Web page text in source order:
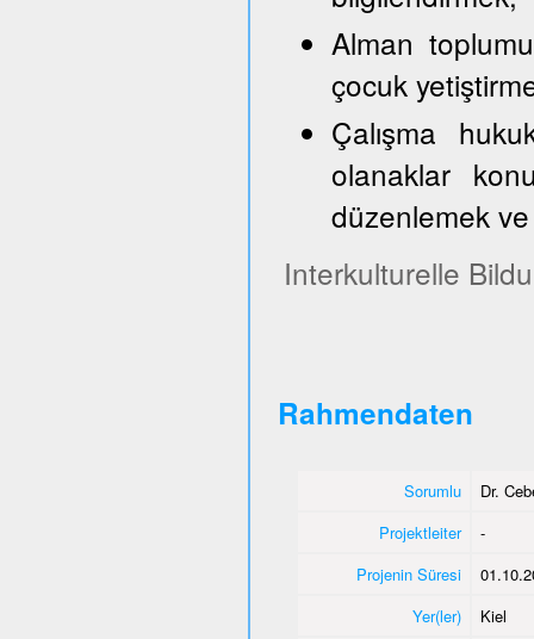
Alman
çocuk
Çalışma
olanaklar
düzenlemek
Interkulturelle
Rahmendaten
Sorumlu
Dr.
Projektleiter
-
Projenin Süresi
Yer(ler)
Kiel